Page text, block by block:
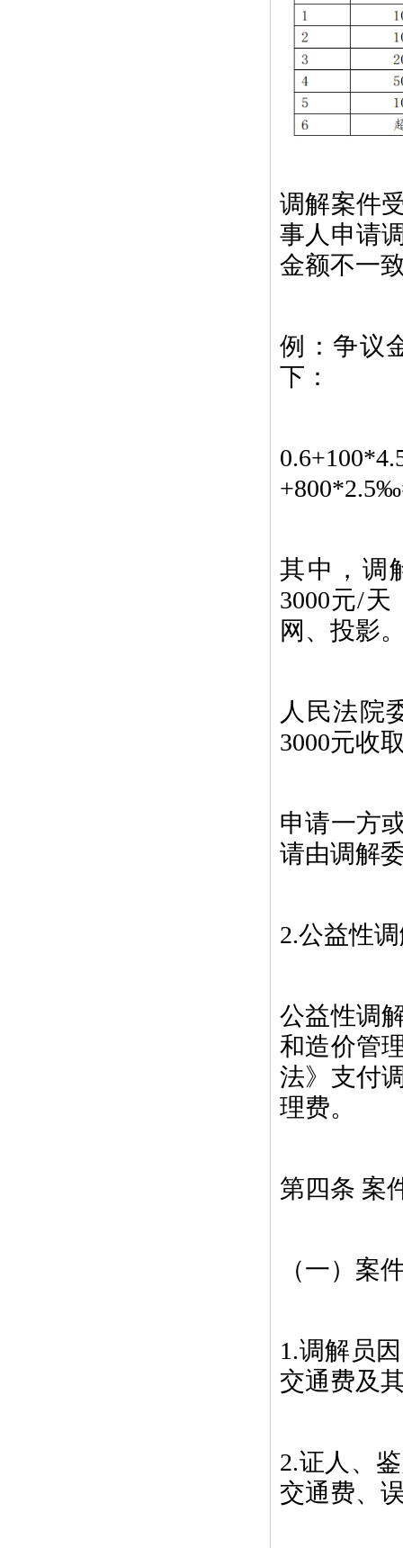
调解案件
事人申请
金额不一
例：争议
下：
其中，调
3000元/
网、投影
人民法院
3000元收
申请一方
请由调解
2.公益性
公益性调
和造价管
法》支付
理费。
第四条 案
（一）案
1.调解员
交通费及
2.证人、
交通费、